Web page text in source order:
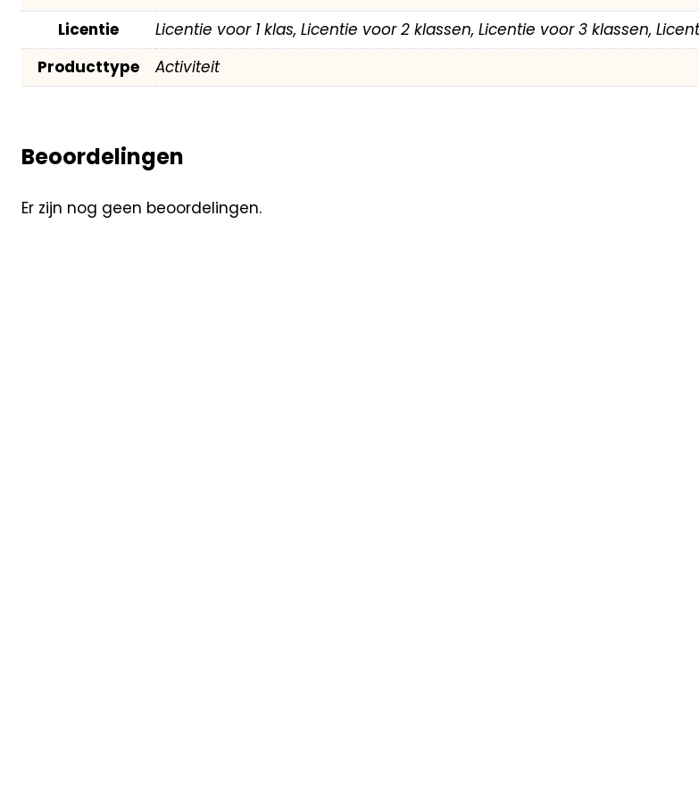
Licentie
Licentie voor 1 klas, Licentie voor 2 klassen, Licentie voor 3 klassen,
Producttype
Activiteit
Beoordelingen
Er zijn nog geen beoordelingen.